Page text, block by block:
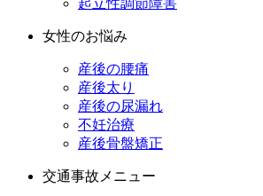
女性のお悩み
産後の腰痛
産後太り
産後の尿漏れ
不妊治療
産後骨盤矯正
交通事故メニュー